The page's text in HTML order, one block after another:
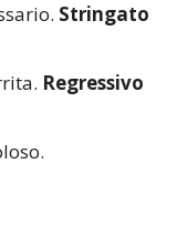
Stringato
Regressivo